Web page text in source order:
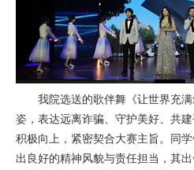
我院选送的歌伴舞《让世界充
姿，表达远离诈骗、守护美好、共
积极向上，紧密契合大赛主旨。同
出良好的精神风貌与责任担当，其